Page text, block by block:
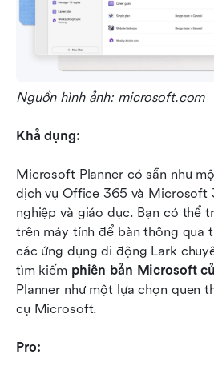
Nguồn hình ảnh: microsoft.com
Khả dụng:
Microsoft Planner có sẵn như
dịch vụ Office 365 và Microsoft
nghiệp và giáo dục. Bạn có thể
trên máy tính để bàn thông qua
các ứng dụng di động Lark
tìm kiếm phiên bản Microsoft
Planner như một lựa chọn quen
cụ Microsoft.
Pro: